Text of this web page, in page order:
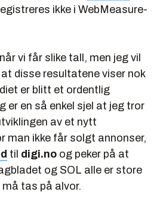
ikke i WebMeasure-
vi får slike tall, men jeg vil
disse resultatene viser nok
er blitt et ordentlig
er en så enkel sjel at jeg tror
av et nytt
man ikke får solgt annonser,
til digi.no og peker på at
og SOL alle er store
tas på alvor.